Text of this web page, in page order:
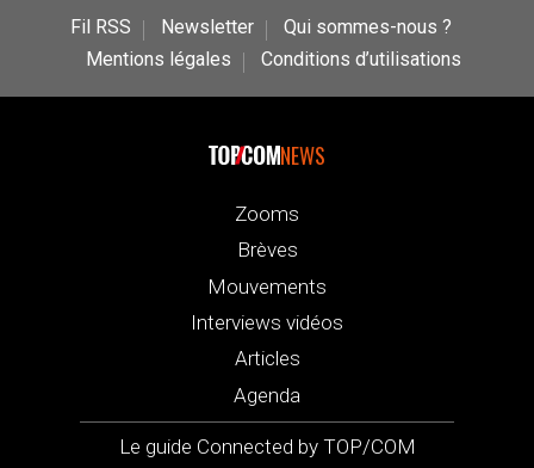
Fil RSS Newsletter
Qui sommes-nous ?
Mentions légales
Conditions d’utilisations
NEWS
Zooms
Brèves
Mouvements
Interviews vidéos
Articles
Agenda
Le guide Connected by TOP/COM